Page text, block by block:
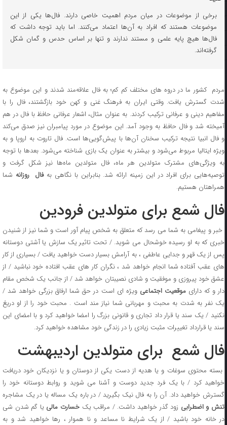
برخی از موضوعات در میان مردم اهمیت خاصی دارند. فال‌ها یکی از این
موضوعات هستند که افراد به آن‌ها اعتماد می‌کنند. اما باید توجه داشت که
فال‌ها هیچ پایه علمی و مستند ندارند و تنها بر اساس حدس و گمان شکل
گرفته‌اند.
مردم کشور ما در دروه های مختلف کم کم؛ به فال علاقه‌مند شدند و این موضوع به
شدت گسترش یافت. وقتی ایران به فرهنگ غنی و کهن خود بازگشتند، فال را با
مفاهیم دینی و عرفانی ترکیب کردند. به عنوان مثال، اشعار عرفانی حافظ با فال در هم
آمیخته شد و فال حافظ به وجود آمد. این موضوع در مورد پیامبران نیز صدق می‌کند
و فال انبیا نتیجه ترکیب سخنان آن‌ها با پیش‌گویی‌ها است. فال تاروت به اروپا و به
ویژه ایتالیا مربوط می‌شود و بیشتر به عنوان یک بازی شناخته می‌شود. بعدها با توجه
به ویژگی‌های مشترک متولدین هر ماه، فال متولدین ماه‌ها نیز شکل گرفت و
توصیه‌هایی برای افراد در این زمینه ارائه شد. بنابراین با نگاهی به فال روزانهشما
همراهتان هستیم.
فال شمع برای متولدین فرودین
خبر و پیغامی به شما می رسد که متعلق به شخص پیام آور است و شما نیز از شنیدن
خبری که به او رسیده خوشحال می شوید. / تحت تاثیر یک سازش یا آشتی دوستانه
پس از یک قهر و جدایی عاطفی ، به آرامش بسیار دست خواهید یافت / بسیاری از کار
های عقب آفتاده شما انجام خواهد شد ، نگران کار های عقب افتاده خود نباشید / از
عشق خود پیروزی و موفقیت و شادی نصیبتان خواهد شد / از جانب یک شخص مقام
دار و که دارای موقعیت اجتماعیویژه ای است در حق شما ارفاق بزرگی خواهد شد /
یک نفر به شدت به محبت و مهربانی شما نیاز مند است . محبت خود را از او دریغ
نکنید / یک سند یا قرار داد تجاری و قانونی بزرگ را امضا خواهید کرد و با امضای این
سند یا قرارداد تغییرات مثبت زیادی را در زندگی خود مشاهده خواهید کرد.
فال شمع برای متولدین اردیبهشت
بسته محتوی سوغات و یا هدیه از دست یکی از دوستان و یا نزدیکان خود دریافت
خواهید کرد / با یک فرد جدید دوست و آشنا می شوید و روابط دوستانه خود را
گسترش خواهید داد. آن را به فال نیک بگیرید / در باره یک مساله یا در یک مشاجره
تنش و اضطرابیزود گذر خواهید داشت. / مراقب یک خسارت مالییا گم شدن شی
در خانه خود باشید / از یک شرایط نا مساعد و نا هموار ، رها خواهید شد و به